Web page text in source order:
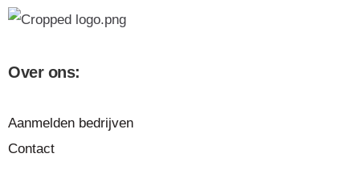
Over ons:
Aanmelden bedrijven
Contact